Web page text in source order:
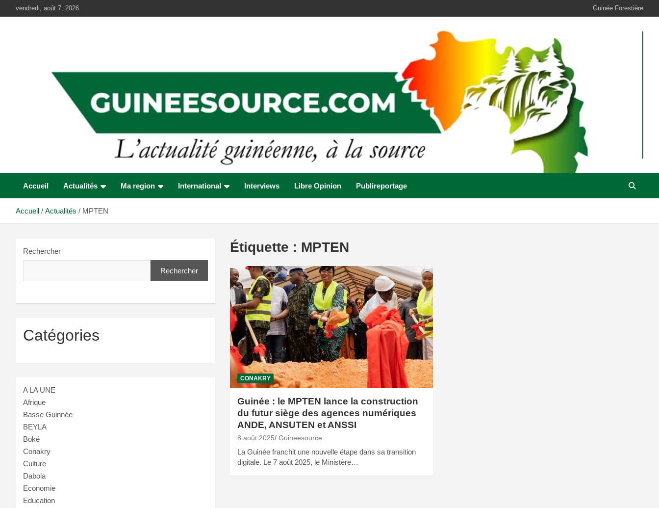
au
vendredi, août 7, 2026 Guinée Forestière
Accueil Actualités Ma region International Interviews Libre Opinion Publireportage
Accueil Actualités MPTEN
Étiquette : MPTEN
CONAKRY
Guinée : le MPTEN lance la construction
du futur siège des agences numériques
ANDE, ANSUTEN et ANSSI
8 août 2025 Guineesource
La Guinée franchit une nouvelle étape dans sa transition
digitale. Le 7 août 2025, le Ministère…
Rechercher
Rechercher
Catégories
A LA UNE
Afrique
Basse Guinnée
BEYLA
Boké
Conakry
Culture
Dabola
Economie
Education